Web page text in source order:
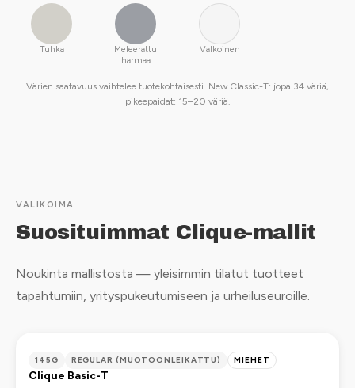
Tuhka
Meleerattu
harmaa
Valkoinen
Värien saatavuus vaihtelee tuotekohtaisesti. New Classic-T: jopa 34 väriä,
pikeepaidat: 15–20 väriä.
VALIKOIMA
Suosituimmat Clique-mallit
Noukinta mallistosta — yleisimmin tilatut tuotteet
tapahtumiin, yrityspukeutumiseen ja urheiluseuroille.
OEKO-TEX
145G REGULAR (MUOTOONLEIKATTU) MIEHET
Clique Basic-T